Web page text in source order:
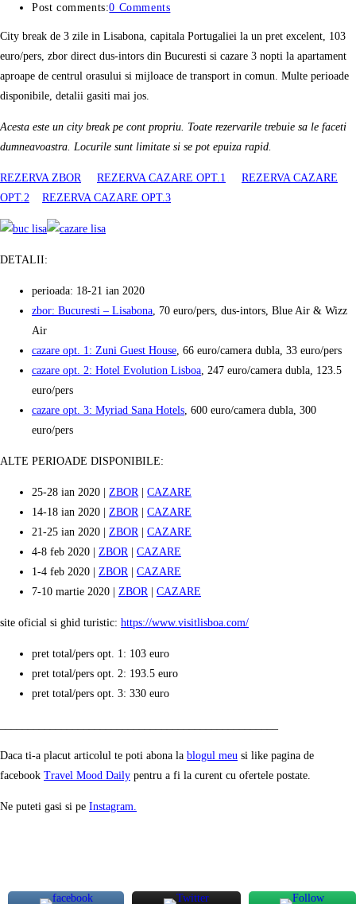
Post comments:0 Comments
City break de 3 zile in Lisabona, capitala Portugaliei la un pret excelent, 103
euro/pers, zbor direct dus-intors din Bucuresti si cazare 3 nopti la apartament
aproape de centrul orasului si mijloace de transport in comun. Multe perioade
disponibile, detalii gasiti mai jos.
Acesta este un city break pe cont propriu. Toate rezervarile trebuie sa le faceti
dumneavoastra. Locurile sunt limitate si se pot epuiza rapid.
REZERVA ZBOR REZERVA CAZARE OPT.1
REZERVA CAZARE
OPT.2
REZERVA CAZARE OPT.3
DETALII:
perioada: 18-21 ian 2020
zbor: Bucuresti – Lisabona, 70 euro/pers, dus-intors, Blue Air & Wizz
Air
cazare opt. 1: Zuni Guest House, 66 euro/camera dubla, 33 euro/pers
cazare opt. 2: Hotel Evolution Lisboa, 247 euro/camera dubla, 123.5
euro/pers
cazare opt. 3: Myriad Sana Hotels, 600 euro/camera dubla, 300
euro/pers
ALTE PERIOADE DISPONIBILE:
25-28 ian 2020 | ZBOR| CAZARE
14-18 ian 2020 | ZBOR| CAZARE
21-25 ian 2020 | ZBOR
CAZARE
4-8 feb 2020 | ZBOR
CAZARE
1-4 feb 2020 | ZBOR| CAZARE
7-10 martie 2020 | ZBOR| CAZARE
site oficial si ghid turistic: https://www.visitlisboa.com/
pret total/pers opt. 1: 103 euro
pret total/pers opt. 2: 193.5 euro
pret total/pers opt. 3: 330 euro
Daca ti-a placut articolul te poti abona la blogul meu si like pagina de
facebook Travel Mood Daily pentru a fi la curent cu ofertele postate.
Ne puteti gasi si pe Instagram.